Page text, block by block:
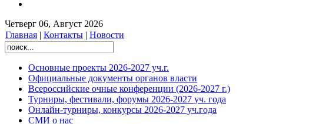
Четверг 06, Август 2026
Главная | Контакты | Новости
Основные проекты 2026-2027 уч.г.
Официальные документы органов власти
Всероссийские очные конференции (2026-2027 г.)
Турниры, фестивали, форумы 2026-2027 уч. года
Онлайн-турниры, конкурсы 2026-2027 уч.года
СМИ о нас